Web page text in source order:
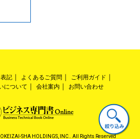
記 よくあるご質問
ご利用ガイド
について
会社案内 お問い合わせ
SHA HOLDINGS, INC.. All Rights Reserved